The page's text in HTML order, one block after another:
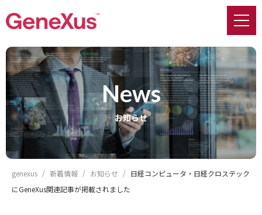
news
お知らせ
genexus 新着情報 お知らせ
日経コンピュータ・日経クロステック
にGeneXus関連記事が掲載されました